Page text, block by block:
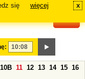
się
więcej x
10B 11 12 13 14 15 16